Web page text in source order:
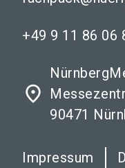
+49 9 11 86 06
place
90471
Impressum